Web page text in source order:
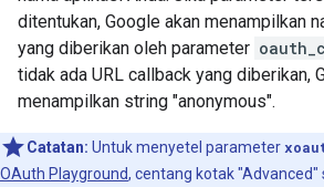
ditentukan, Google akan menampilkan
yang diberikan oleh parameter
tidak ada URL callback yang diberikan,
menampilkan string "anonymous".
Catatan: Untuk menyetel parameter
OAuth Playground, centang kotak "Advanced"